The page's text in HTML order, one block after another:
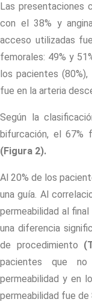
Las presentaciones
con el 38% y
acceso utilizadas
femorales: 49% y
los pacientes
fue en la arteria
Según la
bifurcación, el 67%
(Figura 2).
Al 20% de los
una guía. Al
permeabilidad al
una diferencia
de procedimiento
pacientes que
permeabilidad y en
permeabilidad fue de